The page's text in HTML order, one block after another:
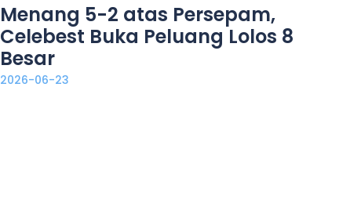
Menang 5-2 atas Persepam,
Celebest Buka Peluang Lolos 8
Besar
2026-06-23